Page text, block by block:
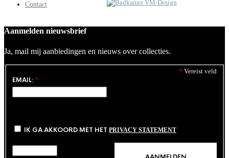
Contact
Aanmelden nieuwsbrief
Ja, mail mij aanbiedingen en nieuws over collecties.
* Vereist veld
EMAIL: *
IK GA AKKOORD MET HET PRIVACY STATEMENT